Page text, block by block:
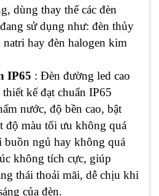
dùng thay thế các đèn
sử dụng như: đèn thủy
natri hay đèn halogen kim
IP65 : Đèn đường led cao
kế đạt chuẩn IP65
nước, độ bền cao, bật
độ màu tối ưu không quá
buồn ngủ hay không quá
không tích cực, giúp
thái thoải mãi, dễ chịu khi
của đèn.